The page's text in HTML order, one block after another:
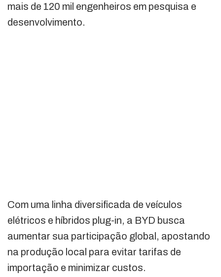
mais de 120 mil engenheiros em pesquisa e
desenvolvimento.
Com uma linha diversificada de veículos
elétricos e híbridos plug-in, a BYD busca
aumentar sua participação global, apostando
na produção local para evitar tarifas de
importação e minimizar custos.